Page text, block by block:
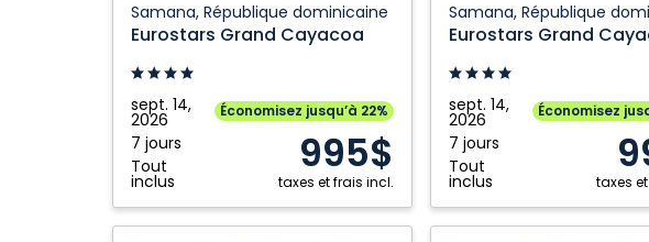
Samana, République dominicaine
Eurostars Grand Cayacoa
sept. 14,
2026
7 jours
Tout
inclus
Économisez jusqu’à 22%
995$
taxes et frais incl.
Grand
Cayacoa:
Samana,
République
dominicaine
Samana, République
Eurostars Grand
sept. 14,
2026
7 jours
Tout
inclus
Économisez
taxes
Grand
Cayacoa:
Samana,
République
dominicaine